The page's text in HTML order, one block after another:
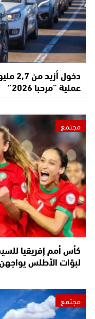
عملية “مرحبا 2026”
مجتمع
لبؤات الأطلس
مجتمع